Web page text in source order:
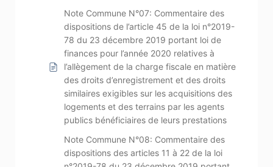
Note Commune N°07: Commentaire des
dispositions de l’article 45 de la loi n°2019-
78 du 23 décembre 2019 portant loi de
finances pour l’année 2020 relatives à
l’allègement de la charge fiscale en matière
des droits d’enregistrement et des droits
similaires exigibles sur les acquisitions des
logements et des terrains par les agents
publics bénéficiaires de leurs prestations
Note Commune N°08: Commentaire des
dispositions des articles 11 à 22 de la loi